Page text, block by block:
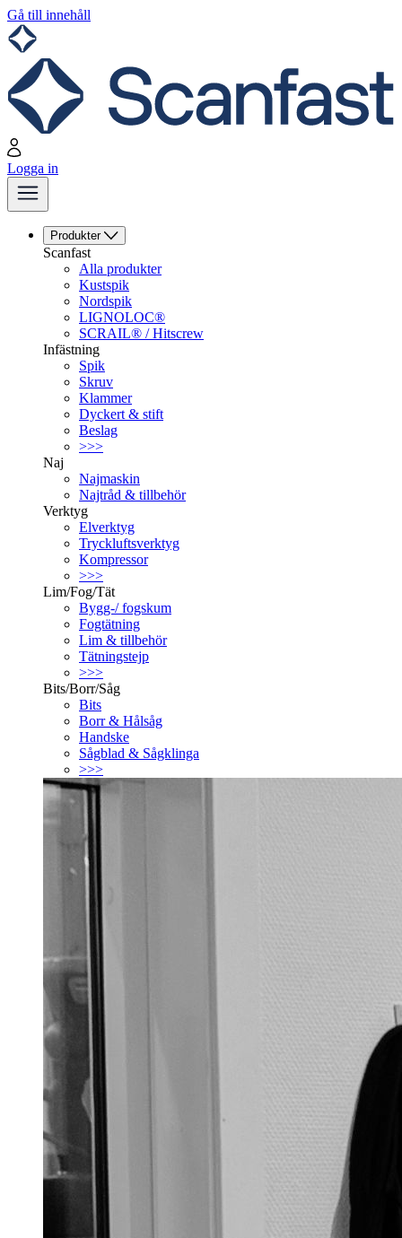
Gå till innehåll
Logga in
Produkter
Scanfast
Alla produkter
Kustspik
Nordspik
LIGNOLOC®
SCRAIL® / Hitscrew
Infästning
Spik
Skruv
Klammer
Dyckert & stift
Beslag
>>>
Naj
Najmaskin
Najtråd & tillbehör
Verktyg
Elverktyg
Tryckluftsverktyg
Kompressor
>>>
Lim/Fog/Tät
Bygg-/ fogskum
Fogtätning
Lim & tillbehör
Tätningstejp
>>>
Bits/Borr/Såg
Bits
Borr & Hålsåg
Handske
Sågblad & Sågklinga
>>>